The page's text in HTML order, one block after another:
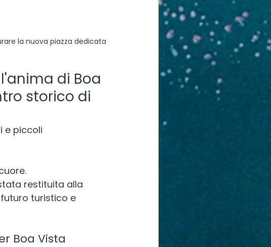
la nuova piazza dedicata
di Boa
storico di
e piccoli
restituita alla
turistico e
Boa Vista